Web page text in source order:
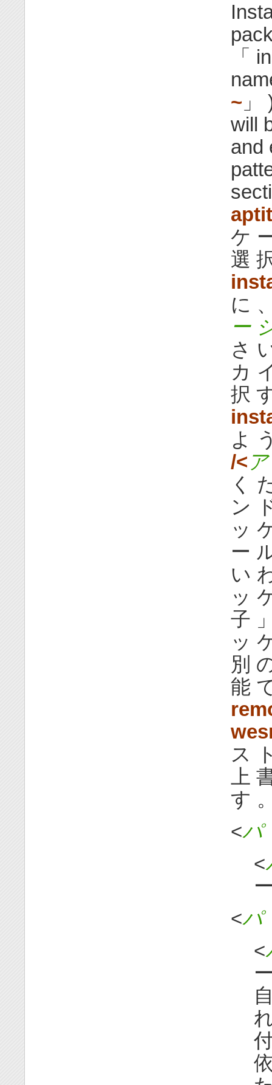
「
~
will
and
ケ
選
に
ー
さ
カ
択
よ
/<
く
ン
ッ
ー
い
ッ
子
ッ
別
能
ス
上
す
<パ
<
<パ
<